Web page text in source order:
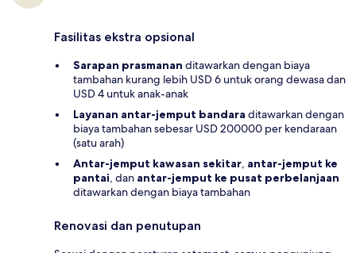
Fasilitas ekstra opsional
Sarapan prasmanan ditawarkan dengan biaya
tambahan kurang lebih USD 6 untuk orang dewasa dan
USD 4 untuk anak-anak
Layanan antar-jemput bandara ditawarkan dengan
biaya tambahan sebesar USD 200000 per kendaraan
(satu arah)
Antar-jemput kawasan sekitar, antar-jemput ke
pantai, dan antar-jemput ke pusat perbelanjaan
ditawarkan dengan biaya tambahan
Renovasi dan penutupan